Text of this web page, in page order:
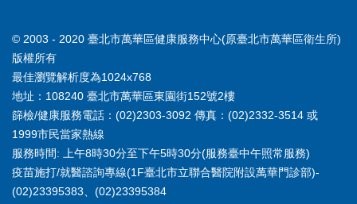
© 2003 - 2020 臺北市萬華區健康服務中心(原臺北市萬華區衛生所)
版權所有
最佳瀏覽解析度為1024x768
地址：108240 臺北市萬華區東園街152號2樓
篩檢/健康服務電話：(02)2303-3092 傳真：(02)2332-3514 或
1999市民當家熱線
服務時間: 上午8時30分至下午5時30分(服務臺中午照常服務)
疫苗施打/就醫諮詢專線(1F臺北市立聯合醫院附設萬華門診部)-
(02)23395383、(02)23395384